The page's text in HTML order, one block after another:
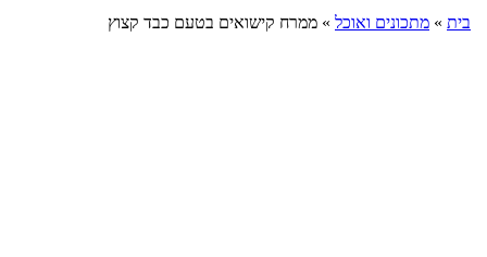
בית » מתכונים ואוכל » ממרח קישואים בטעם כבד קצוץ